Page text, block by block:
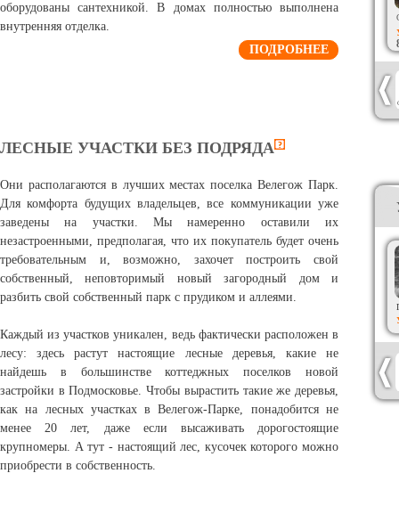
оборудованы сантехникой. В домах полностью выполнена
внутренняя отделка.
ПОДРОБНЕЕ
ЛЕСНЫЕ УЧАСТКИ БЕЗ ПОДРЯДА
Они располагаются в лучших местах поселка Велегож Парк.
Для комфорта будущих владельцев, все коммуникации уже
заведены на участки. Мы намеренно оставили их
незастроенными, предполагая, что их покупатель будет очень
требовательным и, возможно, захочет построить свой
собственный, неповторимый новый загородный дом и
разбить свой собственный парк с прудиком и аллеями.
Каждый из участков уникален, ведь фактически расположен в
лесу: здесь растут настоящие лесные деревья, какие не
найдешь в большинстве коттеджных поселков новой
застройки в Подмосковье. Чтобы вырастить такие же деревья,
как на лесных участках в Велегож-Парке, понадобится не
менее 20 лет, даже если высаживать дорогостоящие
крупномеры. А тут - настоящий лес, кусочек которого можно
приобрести в собственность.